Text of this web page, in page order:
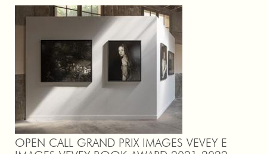
OPEN CALL GRAND PRIX IMAGES VEVEY E